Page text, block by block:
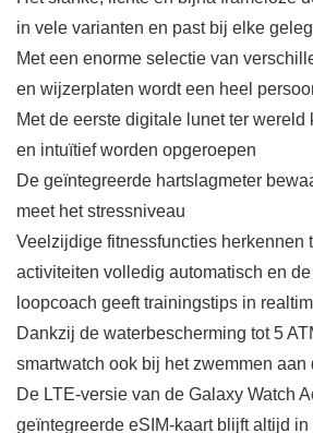
in vele varianten en past bij elke
Met een enorme selectie van
en wijzerplaten wordt een heel
Met de eerste digitale lunet ter wereld
en intuïtief worden opgeroepen
De geïntegreerde hartslagmeter
meet het stressniveau
Veelzijdige fitnessfuncties herkennen
activiteiten volledig automatisch en
loopcoach geeft trainingstips in
Dankzij de waterbescherming tot 5
smartwatch ook bij het zwemmen aan
De LTE-versie van de Galaxy Watch
geïntegreerde eSIM-kaart blijft altijd